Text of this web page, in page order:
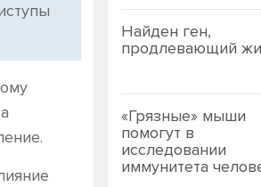
Найден ген,
продлевающий
«Грязные» мыши
помогут в
исследовании
иммунитета